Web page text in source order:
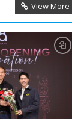
View More